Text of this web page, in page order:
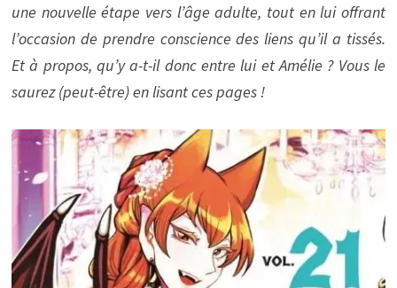
une nouvelle étape vers l’âge adulte, tout en lui offrant
l’occasion de prendre conscience des liens qu’il a tissés.
Et à propos, qu’y a-t-il donc entre lui et Amélie ? Vous le
saurez (peut-être) en lisant ces pages !